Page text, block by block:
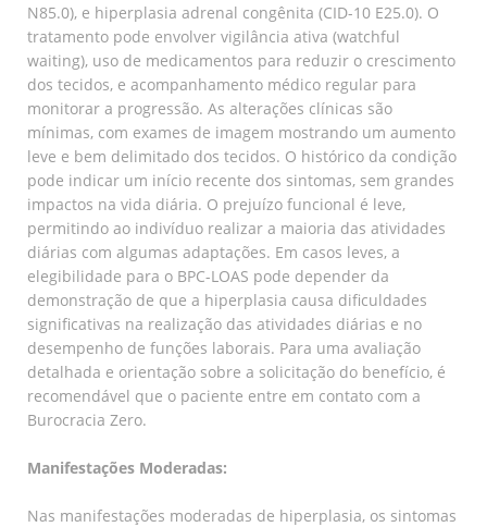
N85.0), e hiperplasia adrenal congênita (CID-10 E25.0). O
tratamento pode envolver vigilância ativa (watchful
waiting), uso de medicamentos para reduzir o crescimento
dos tecidos, e acompanhamento médico regular para
monitorar a progressão. As alterações clínicas são
mínimas, com exames de imagem mostrando um aumento
leve e bem delimitado dos tecidos. O histórico da condição
pode indicar um início recente dos sintomas, sem grandes
impactos na vida diária. O prejuízo funcional é leve,
permitindo ao indivíduo realizar a maioria das atividades
diárias com algumas adaptações. Em casos leves, a
elegibilidade para o BPC-LOAS pode depender da
demonstração de que a hiperplasia causa dificuldades
significativas na realização das atividades diárias e no
desempenho de funções laborais. Para uma avaliação
detalhada e orientação sobre a solicitação do benefício, é
recomendável que o paciente entre em contato com a
Burocracia Zero.
Manifestações Moderadas:
Nas manifestações moderadas de hiperplasia, os sintomas